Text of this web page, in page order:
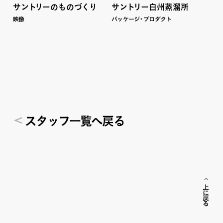
サン トリーのものづく り
映像
サン トリー白州蒸溜所
パッ ケージ・ プロダクト
スタッフ一覧へ戻る
上に戻る